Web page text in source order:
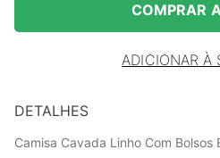
COMPRAR
ADICIONAR À
DETALHES
Camisa Cavada Linho Com Bolsos